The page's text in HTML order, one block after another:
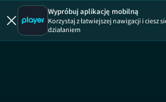
Uwaga!
Wypróbuj aplikację mobilną
Korzystaj z łatwiejszej nawigacji i ciesz
działaniem